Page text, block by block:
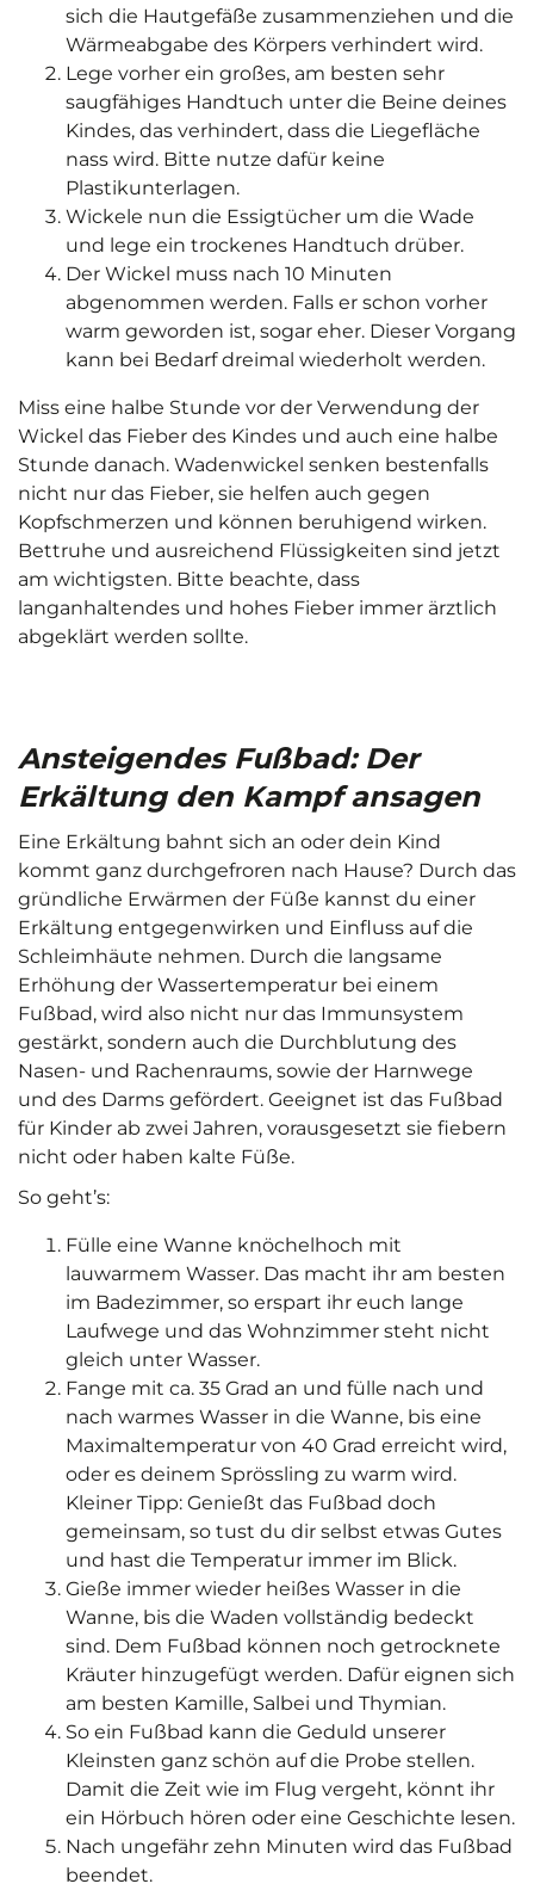
sich die Hautgefäße zusammenziehen und die
Wärmeabgabe des Körpers verhindert wird.
Lege vorher ein großes, am besten sehr
saugfähiges Handtuch unter die Beine deines
Kindes, das verhindert, dass die Liegefläche
nass wird. Bitte nutze dafür keine
Plastikunterlagen.
Wickele nun die Essigtücher um die Wade
und lege ein trockenes Handtuch drüber.
Der Wickel muss nach 10 Minuten
abgenommen werden. Falls er schon vorher
warm geworden ist, sogar eher. Dieser Vorgang
kann bei Bedarf dreimal wiederholt werden.
Miss eine halbe Stunde vor der Verwendung der
Wickel das Fieber des Kindes und auch eine halbe
Stunde danach. Wadenwickel senken bestenfalls
nicht nur das Fieber, sie helfen auch gegen
Kopfschmerzen und können beruhigend wirken.
Bettruhe und ausreichend Flüssigkeiten sind jetzt
am wichtigsten. Bitte beachte, dass
langanhaltendes und hohes Fieber immer ärztlich
abgeklärt werden sollte.
Ansteigendes Fußbad: Der
Erkältung den Kampf ansagen
Eine Erkältung bahnt sich an oder dein Kind
kommt ganz durchgefroren nach Hause? Durch das
gründliche Erwärmen der Füße kannst du einer
Erkältung entgegenwirken und Einfluss auf die
Schleimhäute nehmen. Durch die langsame
Erhöhung der Wassertemperatur bei einem
Fußbad, wird also nicht nur das Immunsystem
gestärkt, sondern auch die Durchblutung des
Nasen- und Rachenraums, sowie der Harnwege
und des Darms gefördert. Geeignet ist das Fußbad
für Kinder ab zwei Jahren, vorausgesetzt sie fiebern
nicht oder haben kalte Füße.
So geht’s:
Fülle eine Wanne knöchelhoch mit
lauwarmem Wasser. Das macht ihr am besten
im Badezimmer, so erspart ihr euch lange
Laufwege und das Wohnzimmer steht nicht
gleich unter Wasser.
Fange mit ca. 35 Grad an und fülle nach und
nach warmes Wasser in die Wanne, bis eine
Maximaltemperatur von 40 Grad erreicht wird,
oder es deinem Sprössling zu warm wird.
Kleiner Tipp: Genießt das Fußbad doch
gemeinsam, so tust du dir selbst etwas Gutes
und hast die Temperatur immer im Blick.
Gieße immer wieder heißes Wasser in die
Wanne, bis die Waden vollständig bedeckt
sind. Dem Fußbad können noch getrocknete
Kräuter hinzugefügt werden. Dafür eignen sich
am besten Kamille, Salbei und Thymian.
So ein Fußbad kann die Geduld unserer
Kleinsten ganz schön auf die Probe stellen.
Damit die Zeit wie im Flug vergeht, könnt ihr
ein Hörbuch hören oder eine Geschichte lesen.
Nach ungefähr zehn Minuten wird das Fußbad
beendet.